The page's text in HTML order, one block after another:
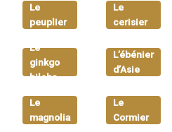
Le
peuplier
Le
cerisier
Le
ginkgo
biloba
L’ébénier
d’Asie
Le
magnolia
Le
Cormier